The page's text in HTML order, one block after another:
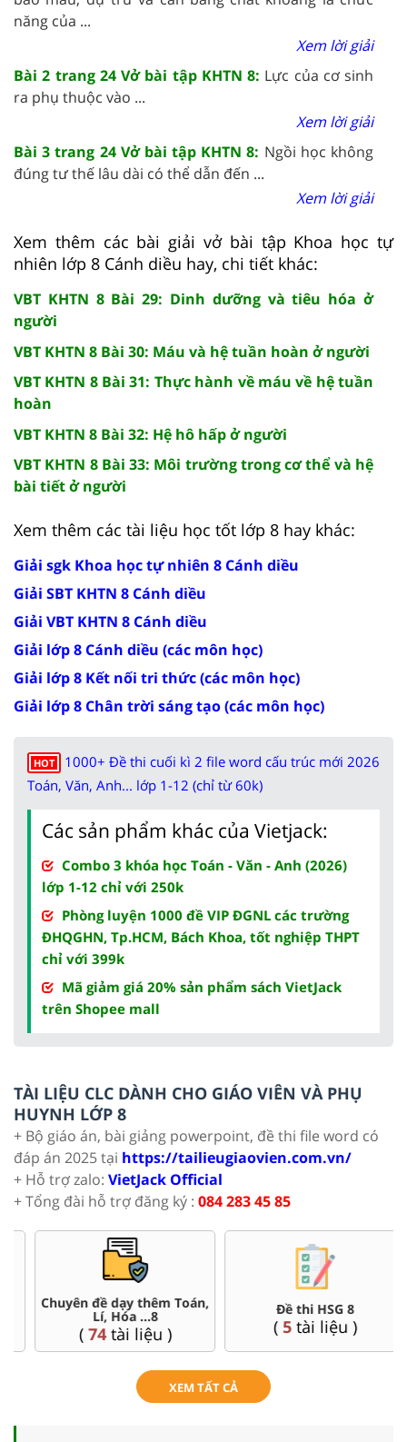
năng của ...
Xem lời giải
Bài 2 trang 24 Vở bài tập KHTN 8: Lực của cơ sinh
ra phụ thuộc vào ...
Xem lời giải
Bài 3 trang 24 Vở bài tập KHTN 8: Ngồi học không
đúng tư thế lâu dài có thể dẫn đến ...
Xem lời giải
Xem thêm các bài giải vở bài tập Khoa học tự
nhiên lớp 8 Cánh diều hay, chi tiết khác:
VBT KHTN 8 Bài 29: Dinh dưỡng và tiêu hóa ở
người
VBT KHTN 8 Bài 30: Máu và hệ tuần hoàn ở người
VBT KHTN 8 Bài 31: Thực hành về máu về hệ tuần
hoàn
VBT KHTN 8 Bài 32: Hệ hô hấp ở người
VBT KHTN 8 Bài 33: Môi trường trong cơ thể và hệ
bài tiết ở người
Xem thêm các tài liệu học tốt lớp 8 hay khác:
Giải sgk Khoa học tự nhiên 8 Cánh diều
Giải SBT KHTN 8 Cánh diều
Giải VBT KHTN 8 Cánh diều
Giải lớp 8 Cánh diều (các môn học)
Giải lớp 8 Kết nối tri thức (các môn học)
Giải lớp 8 Chân trời sáng tạo (các môn học)
HOT
1000+ Đề thi cuối kì 2 file word cấu trúc mới 2026
Toán, Văn, Anh... lớp 1-12 (chỉ từ 60k)
Các sản phẩm khác của Vietjack:
Combo 3 khóa học Toán - Văn - Anh (2026)
lớp 1-12 chỉ với 250k
Phòng luyện 1000 đề VIP ĐGNL các trường
ĐHQGHN, Tp.HCM, Bách Khoa, tốt nghiệp THPT
chỉ với 399k
Mã giảm giá 20% sản phẩm sách VietJack
trên Shopee mall
TÀI LIỆU CLC DÀNH CHO GIÁO VIÊN VÀ PHỤ
HUYNH LỚP 8
+ Bộ giáo án, bài giảng powerpoint, đề thi file word có
đáp án 2025 tại https://tailieugiaovien.com.vn/
+ Hỗ trợ zalo: VietJack Official
+ Tổng đài hỗ trợ đăng ký : 084 283 45 85
Đề thi HSG 8
5tài liệu )
Trắc nghiệm đúng sai 8
12tài liệu )
XEM TẤT CẢ